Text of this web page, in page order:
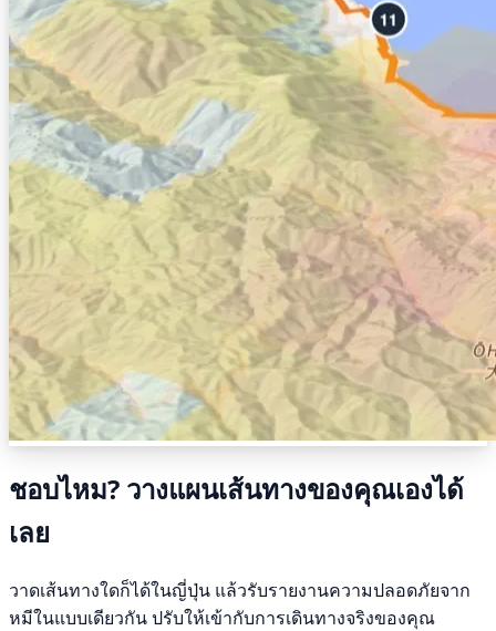
ชอบไหม? วางแผนเส้นทางของคุณเองได้
เลย
วาดเส้นทางใดก็ได้ในญี่ปุ่น แล้วรับรายงานความปลอดภัยจาก
หมีในแบบเดียวกัน ปรับให้เข้ากับการเดินทางจริงของคุณ